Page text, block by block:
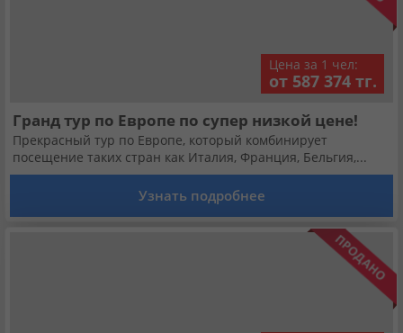
Цена за 1 чел:
от 587 374 тг.
Гранд тур по Европе по супер низкой цене!
Прекрасный тур по Европе, который комбинирует
посещение таких стран как Италия, Франция, Бельгия,...
Узнать подробнее